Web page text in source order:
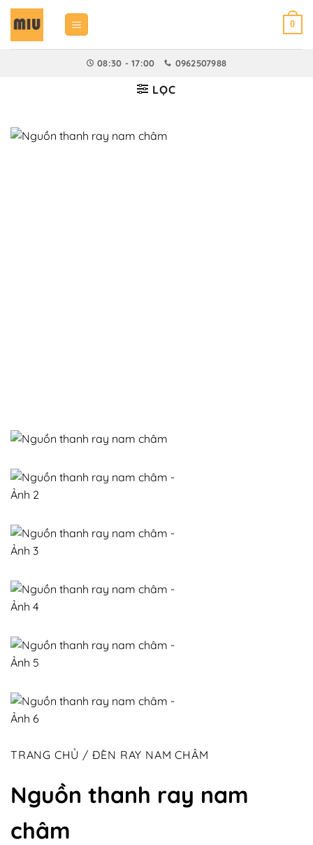
Bỏ
qua
nội
0
08:30 - 17:00 0962507988
LỌC
TRANG CHỦ / ĐÈN RAY NAM CHÂM
Nguồn thanh ray nam
châm